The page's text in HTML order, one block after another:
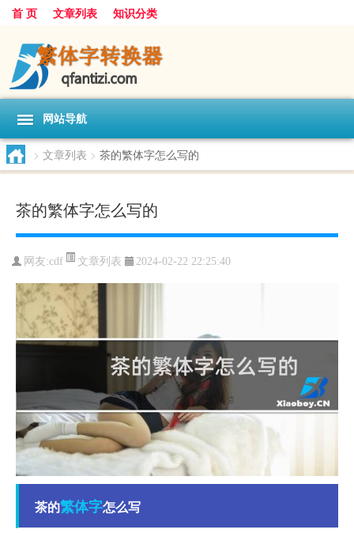
首 页 文章列表 知识分类
网站导航
> 文章列表 > 茶的繁体字怎么写的
茶的繁体字怎么写的
网友:cdf 文章列表 2024-02-22 22:25:40
茶的繁体字怎么写